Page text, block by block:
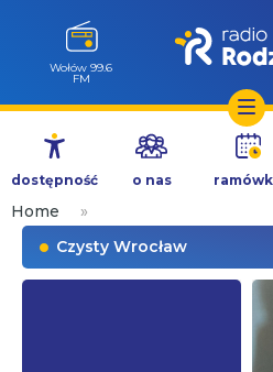
Przejdź
treści
Wołów 99.6
FM
dostępność o nas
Home
»
Czysty Wrocław